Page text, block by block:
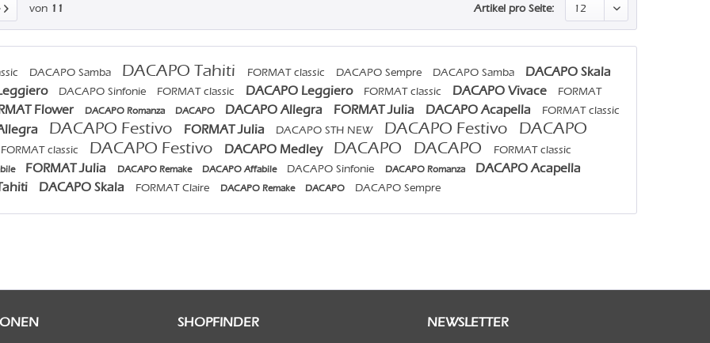
von 11 Artikel pro Seite:
DACAPO Samba DACAPO Tahiti FORMAT classic DACAPO Sempre DACAPO Samba
DACAPO Skala
DACAPO Sinfonie FORMAT classic DACAPO Leggiero FORMAT classic DACAPO Vivace FORMAT
Flower DACAPO Romanza DACAPO DACAPO Allegra FORMAT Julia DACAPO Acapella FORMAT classic
DACAPO Festivo FORMAT Julia DACAPO STH NEW DACAPO Festivo DACAPO
FORMAT classic DACAPO Festivo DACAPO Medley DACAPO DACAPO FORMAT classic
FORMAT Julia DACAPO Remake DACAPO Affabile DACAPO Sinfonie DACAPO Romanza
DACAPO Acapella
DACAPO Skala FORMAT Claire DACAPO Remake DACAPO DACAPO Sempre
SHOPFINDER NEWSLETTER